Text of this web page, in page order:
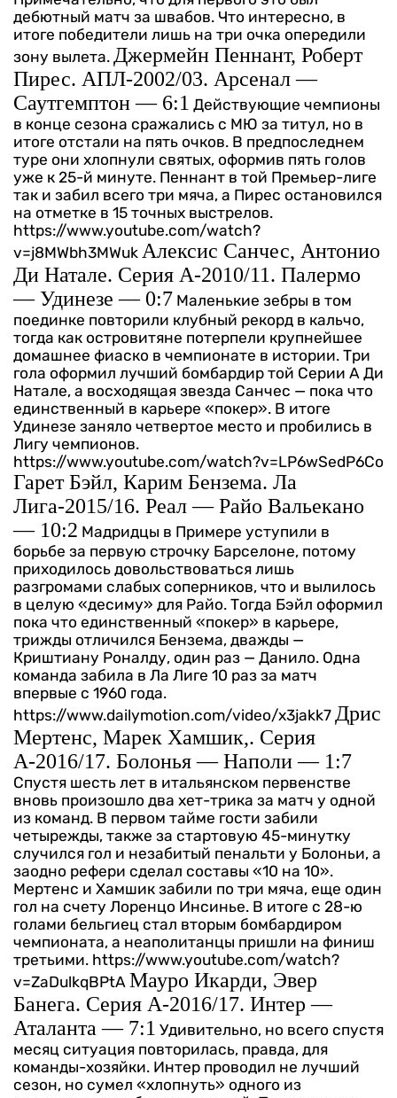
дебютный матч за швабов. Что интересно, в
итоге победители лишь на три очка опередили
зону вылета. Джермейн Пеннант, Роберт
Пирес. АПЛ-2002/03. Арсенал —
Саутгемптон — 6:1 Действующие чемпионы
в конце сезона сражались с МЮ за титул, но в
итоге отстали на пять очков. В предпоследнем
туре они хлопнули святых, оформив пять голов
уже к 25-й минуте. Пеннант в той Премьер-лиге
так и забил всего три мяча, а Пирес остановился
на отметке в 15 точных выстрелов.
https://www.youtube.com/watch?
v=j8MWbh3MWuk Алексис Санчес, Антонио
Ди Натале. Серия А-2010/11. Палермо
— Удинезе — 0:7 Маленькие зебры в том
поединке повторили клубный рекорд в кальчо,
тогда как островитяне потерпели крупнейшее
домашнее фиаско в чемпионате в истории. Три
гола оформил лучший бомбардир той Серии А Ди
Натале, а восходящая звезда Санчес — пока что
единственный в карьере «покер». В итоге
Удинезе заняло четвертое место и пробились в
Лигу чемпионов.
https://www.youtube.com/watch?v=LP6wSedP6Co
Гарет Бэйл, Карим Бензема. Ла
Лига-2015/16. Реал — Райо Вальекано
— 10:2 Мадридцы в Примере уступили в
борьбе за первую строчку Барселоне, потому
приходилось довольствоваться лишь
разгромами слабых соперников, что и вылилось
в целую «десиму» для Райо. Тогда Бэйл оформил
пока что единственный «покер» в карьере,
трижды отличился Бензема, дважды —
Криштиану Роналду, один раз — Данило. Одна
команда забила в Ла Лиге 10 раз за матч
впервые с 1960 года.
https://www.dailymotion.com/video/x3jakk7 Дрис
Мертенс, Марек Хамшик,. Серия
А-2016/17. Болонья — Наполи — 1:7
Спустя шесть лет в итальянском первенстве
вновь произошло два хет-трика за матч у одной
из команд. В первом тайме гости забили
четырежды, также за стартовую 45-минутку
случился гол и незабитый пенальти у Болоньи, а
заодно рефери сделал составы «10 на 10».
Мертенс и Хамшик забили по три мяча, еще один
гол на счету Лоренцо Инсинье. В итоге с 28-ю
голами бельгиец стал вторым бомбардиром
чемпионата, а неаполитанцы пришли на финиш
третьими. https://www.youtube.com/watch?
v=ZaDulkqBPtA Мауро Икарди, Эвер
Банега. Серия А-2016/17. Интер —
Аталанта — 7:1 Удивительно, но всего спустя
месяц ситуация повторилась, правда, для
команды-хозяйки. Интер проводил не лучший
сезон, но сумел «хлопнуть» одного из